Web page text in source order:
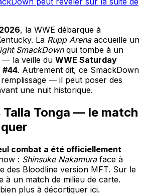
, la WWE débarque à
La Rupp Arenaaccueille un
SmackDownqui tombe à un
— la veille du WWE Saturday
#44. Autrement dit, ce SmackDown
— il peut poser des
une nuit historique.
Talla Tonga — le match
combat a été officiellement
: Shinsuke Nakamuraface à
des Bloodline version MFT. Sur le
à un match de milieu de carte.
plus à décortiquer ici.